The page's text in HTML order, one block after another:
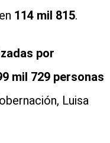
114 mil 815.
por
mil 729 personas
Luisa